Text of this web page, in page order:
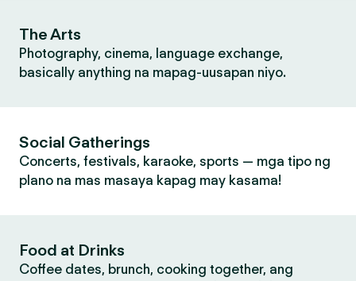
The Arts
Photography, cinema, language exchange,
basically anything na mapag-uusapan niyo.
Social Gatherings
Concerts, festivals, karaoke, sports — mga tipo ng
plano na mas masaya kapag may kasama!
Food at Drinks
Coffee dates, brunch, cooking together, ang